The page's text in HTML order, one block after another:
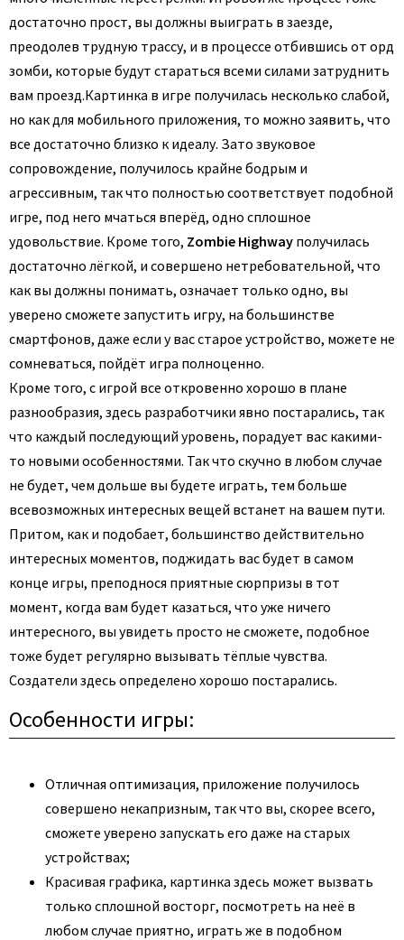
достаточно прост, вы должны выиграть в заезде,
преодолев трудную трассу, и в процессе отбившись от орд
зомби, которые будут стараться всеми силами затруднить
вам проезд.Картинка в игре получилась несколько слабой,
но как для мобильного приложения, то можно заявить, что
все достаточно близко к идеалу. Зато звуковое
сопровождение, получилось крайне бодрым и
агрессивным, так что полностью соответствует подобной
игре, под него мчаться вперёд, одно сплошное
удовольствие. Кроме того, Zombie Highway получилась
достаточно лёгкой, и совершено нетребовательной, что
как вы должны понимать, означает только одно, вы
уверено сможете запустить игру, на большинстве
смартфонов, даже если у вас старое устройство, можете не
сомневаться, пойдёт игра полноценно.
Кроме того, с игрой все откровенно хорошо в плане
разнообразия, здесь разработчики явно постарались, так
что каждый последующий уровень, порадует вас какими-
то новыми особенностями. Так что скучно в любом случае
не будет, чем дольше вы будете играть, тем больше
всевозможных интересных вещей встанет на вашем пути.
Притом, как и подобает, большинство действительно
интересных моментов, поджидать вас будет в самом
конце игры, преподнося приятные сюрпризы в тот
момент, когда вам будет казаться, что уже ничего
интересного, вы увидеть просто не сможете, подобное
тоже будет регулярно вызывать тёплые чувства.
Создатели здесь определено хорошо постарались.
Особенности игры:
Отличная оптимизация, приложение получилось
совершено некапризным, так что вы, скорее всего,
сможете уверено запускать его даже на старых
устройствах;
Красивая графика, картинка здесь может вызвать
только сплошной восторг, посмотреть на неё в
любом случае приятно, играть же в подобном